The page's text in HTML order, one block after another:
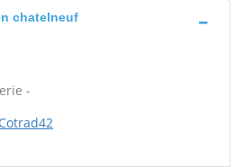
chatelneuf
-
Cotrad42